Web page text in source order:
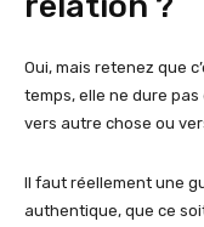
Oui, mais retenez que
temps, elle ne dure
vers autre chose ou
Il faut réellement une
authentique, que ce